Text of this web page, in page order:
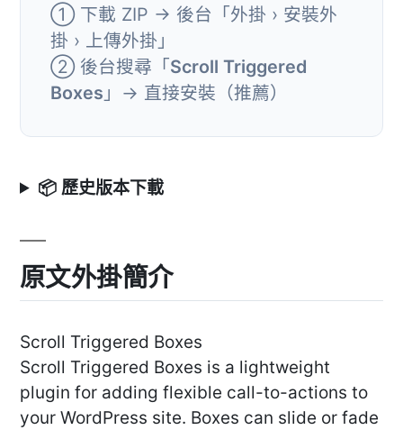
① 下載 ZIP → 後台「外掛 › 安裝外
掛 › 上傳外掛」
② 後台搜尋「Scroll Triggered
Boxes 」→ 直接安裝（推薦）
📦 歷史版本下載
原文外掛簡介
Scroll Triggered Boxes
Scroll Triggered Boxes is a lightweight
plugin for adding flexible call-to-actions to
your WordPress site. Boxes can slide or fade